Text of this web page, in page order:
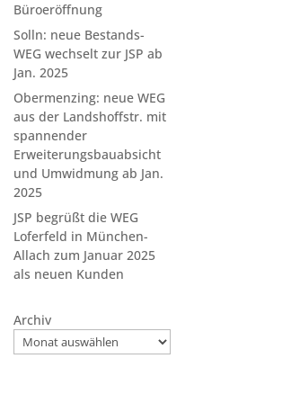
Büroeröffnung
Solln: neue Bestands-
WEG wechselt zur JSP ab
Jan. 2025
Obermenzing: neue WEG
aus der Landshoffstr. mit
spannender
Erweiterungsbauabsicht
und Umwidmung ab Jan.
2025
JSP begrüßt die WEG
Loferfeld in München-
Allach zum Januar 2025
als neuen Kunden
Archiv